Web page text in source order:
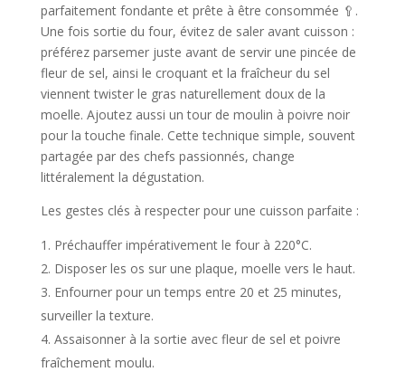
parfaitement fondante et prête à être consommée 🥄.
Une fois sortie du four, évitez de saler avant cuisson :
préférez parsemer juste avant de servir une pincée de
fleur de sel, ainsi le croquant et la fraîcheur du sel
viennent twister le gras naturellement doux de la
moelle. Ajoutez aussi un tour de moulin à poivre noir
pour la touche finale. Cette technique simple, souvent
partagée par des chefs passionnés, change
littéralement la dégustation.
Les gestes clés à respecter pour une cuisson parfaite :
Préchauffer impérativement le four à 220°C.
Disposer les os sur une plaque, moelle vers le haut.
Enfourner pour un temps entre 20 et 25 minutes,
surveiller la texture.
Assaisonner à la sortie avec fleur de sel et poivre
fraîchement moulu.